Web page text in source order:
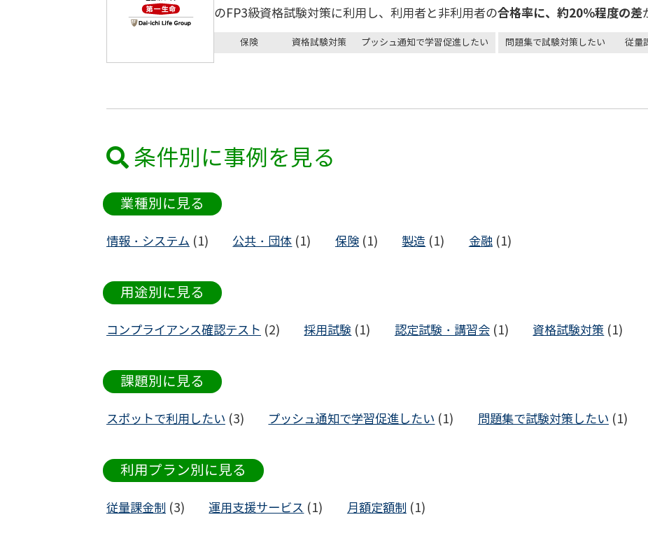
のFP3級資格試験対策に利用し、利用者と非利用者の合格率に、約20％程度の差
保険 資格試験対策 プッシュ通知で学習促進したい 問題集で試験対策したい 従量
条件別に事例を見る
業種別に見る
情報・システム (1) 公共・団体 (1) 保険(1) 製造 (1) 金融 (1)
用途別に見る
コンプライアンス確認テスト (2) 採用試験 (1) 認定試験・講習会(1) 資格試験対策 (1)
課題別に見る
スポットで利用したい (3) プッシュ通知で学習促進したい (1) 問題集で試験対策したい (1)
利用プラン別に見る
従量課金制 (3) 運用支援サービス (1) 月額定額制 (1)